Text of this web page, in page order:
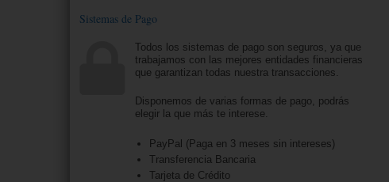
Sistemas de Pago
Todos los sistemas de pago son seguros, ya que
trabajamos con las mejores entidades financieras
que garantizan todas nuestra transacciones.
Disponemos de varias formas de pago, podrás
elegir la que más te interese.
PayPal (Paga en 3 meses sin intereses)
Transferencia Bancaria
Tarjeta de Crédito